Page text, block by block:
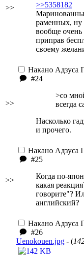
>>
>>5358182
раменных, ну
вообще очень
приправ
своему
>>
Накано Адзуса
#24
>со
всегда
Насколько
и прочего.
>>
Накано Адзуса
#25
Когда по-
какая
говорите"?
английский?
Накано Адзуса
#26
Uenokouen.jpg - (